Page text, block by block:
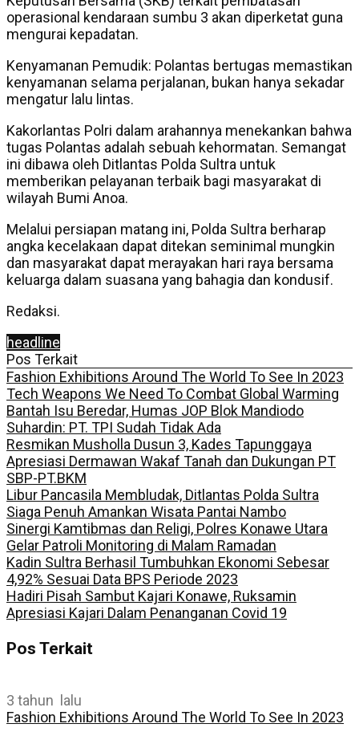
operasional kendaraan sumbu 3 akan diperketat guna
mengurai kepadatan.
Kenyamanan Pemudik: Polantas bertugas memastikan
kenyamanan selama perjalanan, bukan hanya sekadar
mengatur lalu lintas.
Kakorlantas Polri dalam arahannya menekankan bahwa
tugas Polantas adalah sebuah kehormatan. Semangat
ini dibawa oleh Ditlantas Polda Sultra untuk
memberikan pelayanan terbaik bagi masyarakat di
wilayah Bumi Anoa.
Melalui persiapan matang ini, Polda Sultra berharap
angka kecelakaan dapat ditekan seminimal mungkin
dan masyarakat dapat merayakan hari raya bersama
keluarga dalam suasana yang bahagia dan kondusif.
Redaksi.
headline
Pos Terkait
Fashion Exhibitions Around The World To See In 2023
Tech Weapons We Need To Combat Global Warming
Bantah Isu Beredar, Humas JOP Blok Mandiodo
Suhardin: PT. TPI Sudah Tidak Ada
Resmikan Musholla Dusun 3, Kades Tapunggaya
Apresiasi Dermawan Wakaf Tanah dan Dukungan PT
SBP-PT.BKM
Libur Pancasila Membludak, Ditlantas Polda Sultra
Siaga Penuh Amankan Wisata Pantai Nambo
Sinergi Kamtibmas dan Religi, Polres Konawe Utara
Gelar Patroli Monitoring di Malam Ramadan
Kadin Sultra Berhasil Tumbuhkan Ekonomi Sebesar
4,92% Sesuai Data BPS Periode 2023
Hadiri Pisah Sambut Kajari Konawe, Ruksamin
Apresiasi Kajari Dalam Penanganan Covid 19
Pos Terkait
3 tahun lalu
Fashion Exhibitions Around The World To See In 2023